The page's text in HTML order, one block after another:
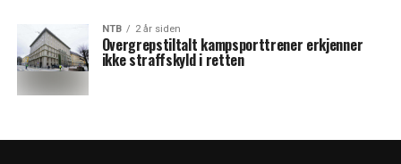
NTB 2 år siden
Overgrepstiltalt kampsporttrener erkjenner
ikke straffskyld i retten